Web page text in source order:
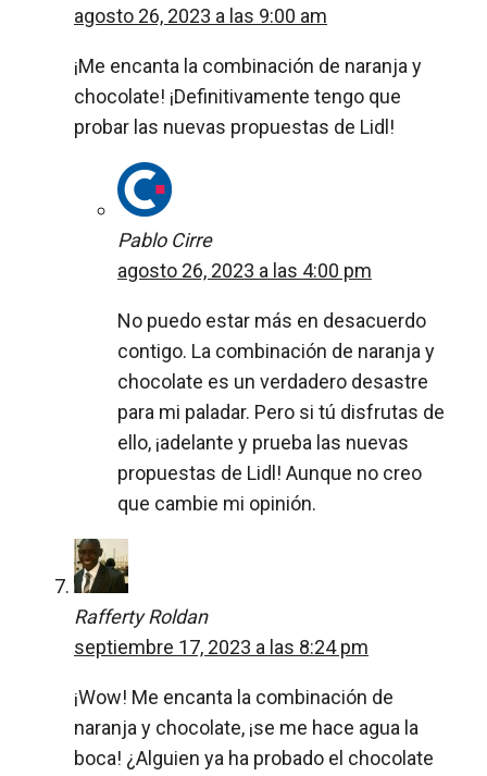
agosto 26, 2023 a las 9:00 am
¡Me encanta la combinación de naranja y
chocolate! ¡Definitivamente tengo que
probar las nuevas propuestas de Lidl!
Pablo Cirre
agosto 26, 2023 a las 4:00 pm
No puedo estar más en desacuerdo
contigo. La combinación de naranja y
chocolate es un verdadero desastre
para mi paladar. Pero si tú disfrutas de
ello, ¡adelante y prueba las nuevas
propuestas de Lidl! Aunque no creo
que cambie mi opinión.
Rafferty Roldan
septiembre 17, 2023 a las 8:24 pm
¡Wow! Me encanta la combinación de
naranja y chocolate, ¡se me hace agua la
boca! ¿Alguien ya ha probado el chocolate